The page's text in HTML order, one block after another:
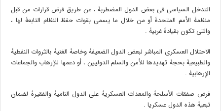
التدخل السیاسی فی بعض الدول المضطربۀ ، عن طریق فرض قرارات من قبل
منظمۀ الأمم المتحدۀ أو من خلال ما یسمى بقوات حفظ النظام التابعۀ لها ،
والتی تکون بقیادۀ غربیۀ .
الاحتلال العسکری المباشر لبعض الدول الضعیفۀ وخاصۀ الغنیۀ بالثروات النفطیۀ
والطبیعیۀ بحجۀ تهدیدها للأمن والسلم الدولیین ، أو دعمها للإرهاب والجماعات
الإرهابیۀ .
فرض صفقات الأسلحۀ والمعدات العسکریۀ على الدول النامیۀ والفقیرۀ لضمان
تبعیۀ هذه الدول عسکریا .